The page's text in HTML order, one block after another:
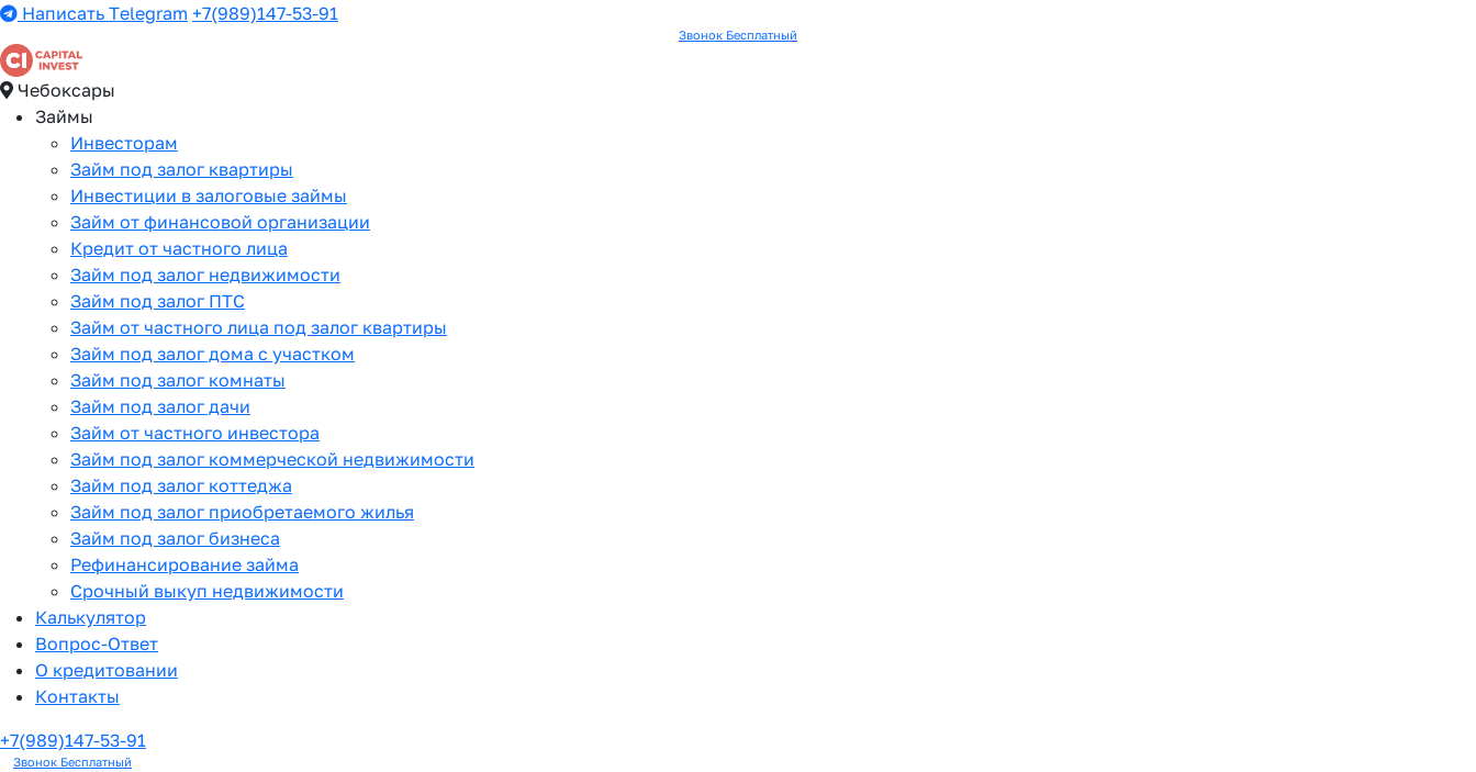
Написать Telegram +7(989)147-53-91
Звонок Бесплатный
Чебоксары
Займы
Инвесторам
Займ под залог квартиры
Инвестиции в залоговые займы
Займ от финансовой организации
Кредит от частного лица
Займ под залог недвижимости
Займ под залог ПТС
Займ от частного лица под залог квартиры
Займ под залог дома с участком
Займ под залог комнаты
Займ под залог дачи
Займ от частного инвестора
Займ под залог коммерческой недвижимости
Займ под залог коттеджа
Займ под залог приобретаемого жилья
Займ под залог бизнеса
Рефинансирование займа
Срочный выкуп недвижимости
Калькулятор
Вопрос-Ответ
О кредитовании
Контакты
+7(989)147-53-91
Звонок Бесплатный